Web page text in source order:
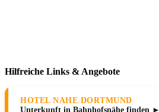
Hilfreiche Links & Angebote
HOTEL NAHE DORTMUND
Unterkunft in Bahnhofsnähe finden ►